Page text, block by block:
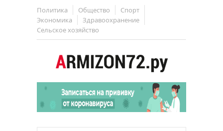
Политика Общество
Спорт
Экономика
Здравоохранение
Сельское хозяйство